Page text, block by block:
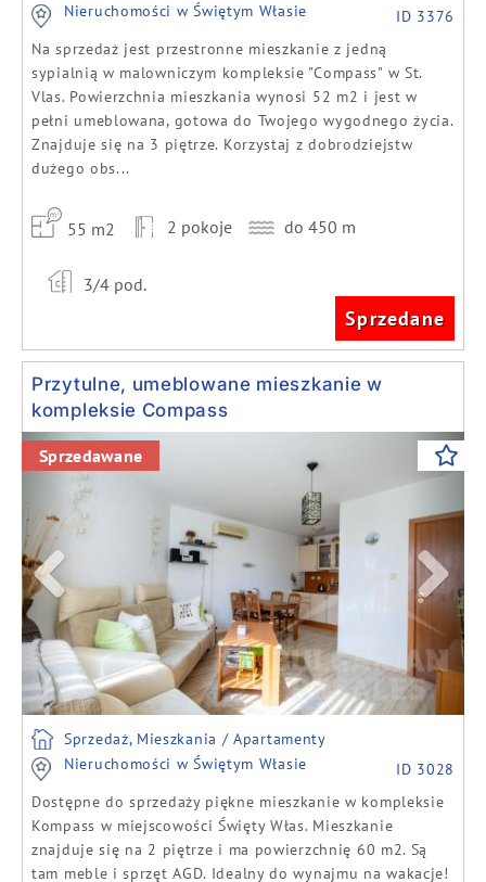
Nieruchomości w Świętym Własie
ID 3376
Na sprzedaż jest przestronne mieszkanie z jedną
sypialnią w malowniczym kompleksie "Compass" w St.
Vlas. Powierzchnia mieszkania wynosi 52 m2 i jest w
pełni umeblowana, gotowa do Twojego wygodnego życia.
Znajduje się na 3 piętrze. Korzystaj z dobrodziejstw
dużego obs...
55 m2 2 pokoje do 450 m
3/4 pod.
Sprzedane
Przytulne, umeblowane mieszkanie w
kompleksie Compass
Previous Next
Sprzedawane
Sprzedaż, Mieszkania / Apartamenty
Nieruchomości w Świętym Własie
ID 3028
Dostępne do sprzedaży piękne mieszkanie w kompleksie
Kompass w miejscowości Święty Włas. Mieszkanie
znajduje się na 2 piętrze i ma powierzchnię 60 m2. Są
tam meble i sprzęt AGD. Idealny do wynajmu na wakacje!